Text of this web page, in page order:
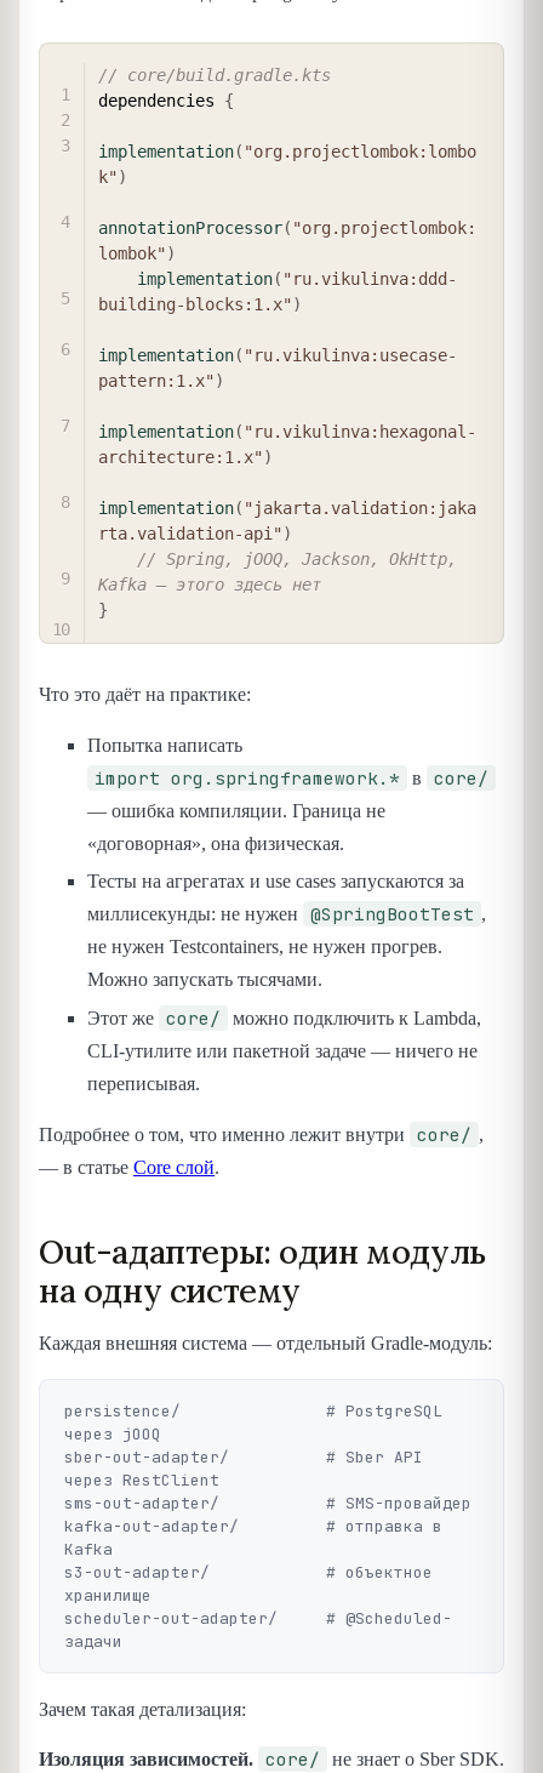
// core/build.gradle.kts
dependencies {
implementation( "org.projectlombok:lombo
k")
annotationProcessor( "org.projectlombok:
lombok")
implementation( "ru.vikulinva:ddd-
building-blocks:1.x")
implementation( "ru.vikulinva:usecase-
pattern:1.x")
implementation( "ru.vikulinva:hexagonal-
architecture:1.x")
implementation( "jakarta.validation:jaka
rta.validation-api")
// Spring, jOOQ, Jackson, OkHttp,
Kafka — этого здесь нет
}
Что это даёт на практике:
Попытка написать
import org.springframework.* в core/
— ошибка компиляции. Граница не
«договорная», она физическая.
Тесты на агрегатах и use cases запускаются за
миллисекунды: не нужен
@SpringBootTest ,
не нужен Testcontainers, не нужен прогрев.
Можно запускать тысячами.
Этот же core/
можно подключить к Lambda,
CLI-утилите или пакетной задаче — ничего не
переписывая.
Подробнее о том, что именно лежит внутри core/ ,
— в статье Core слой.
Out-адаптеры: один модуль
на одну систему
Каждая внешняя система — отдельный Gradle-модуль:
persistence/               # PostgreSQL
через jOOQ
sber-out-adapter/          # Sber API
через RestClient
sms-out-adapter/           # SMS-провайдер
kafka-out-adapter/         # отправка в
Kafka
s3-out-adapter/            # объектное
хранилище
scheduler-out-adapter/     # @Scheduled-
Зачем такая детализация:
Изоляция зависимостей. core/ не знает о Sber SDK.